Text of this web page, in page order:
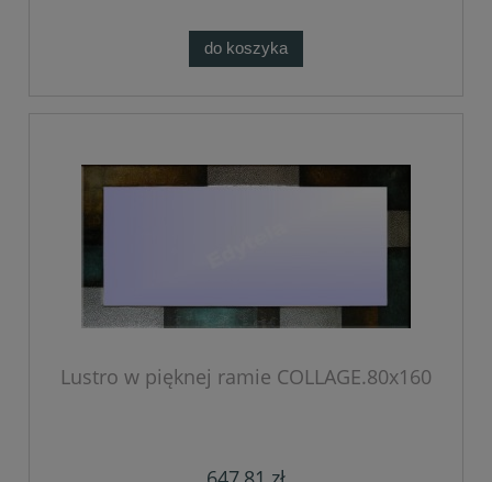
do koszyka
Lustro w pięknej ramie COLLAGE.80x160